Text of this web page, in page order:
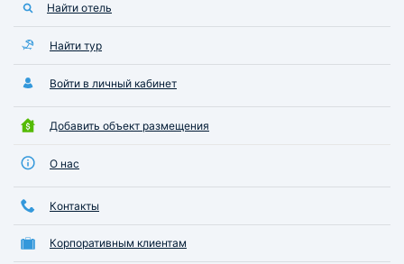
Найти отель
Найти тур
Войти в личный кабинет
Добавить объект размещения
О нас
Контакты
Корпоративным клиентам